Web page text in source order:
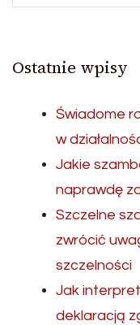
Ostatnie wpisy
Świadome
w
Jakie
naprawdę
Szczelne
zwrócić
szczelności
Jak
deklaracją